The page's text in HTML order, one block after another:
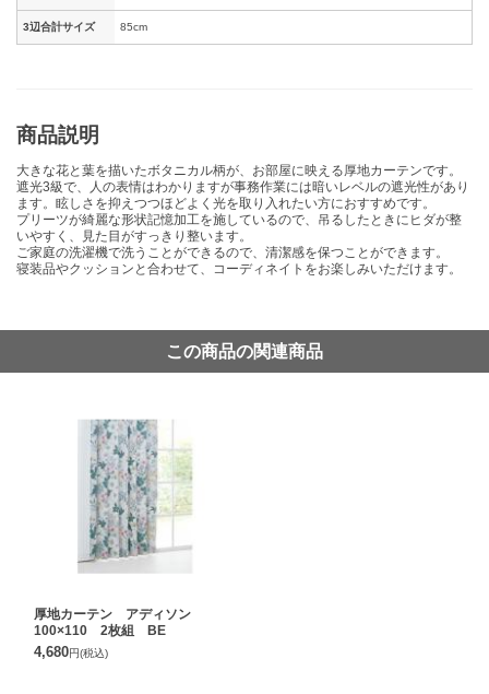
3辺合計サイズ 85cm
商品説明
大きな花と葉を描いたボタニカル柄が、お部屋に映える厚地カーテンです。
遮光3級で、人の表情はわかりますが事務作業には暗いレベルの遮光性があり
ます。眩しさを抑えつつほどよく光を取り入れたい方におすすめです。
プリーツが綺麗な形状記憶加工を施しているので、吊るしたときにヒダが整
いやすく、見た目がすっきり整います。
ご家庭の洗濯機で洗うことができるので、清潔感を保つことができます。
寝装品やクッションと合わせて、コーディネイトをお楽しみいただけます。
この商品の関連商品
厚地カーテン アディソン
100×110 2枚組 BE
4,680円(税込)